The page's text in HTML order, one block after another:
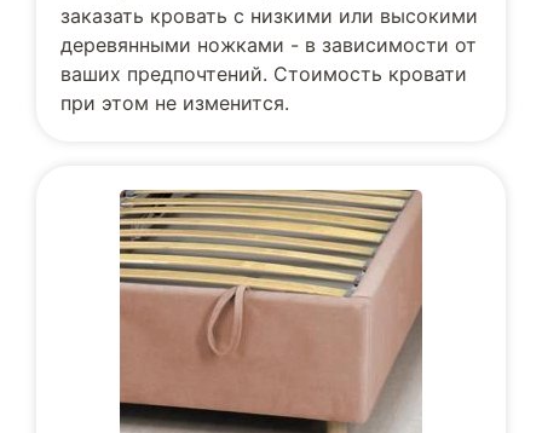
заказать кровать с низкими или высокими
деревянными ножками - в зависимости от
ваших предпочтений. Стоимость кровати
при этом не изменится.